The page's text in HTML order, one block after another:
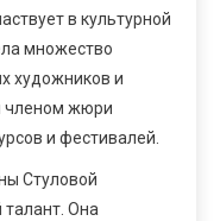
в культурной
множество
художников и
членом жюри
и фестивалей.
Стуловой
Она